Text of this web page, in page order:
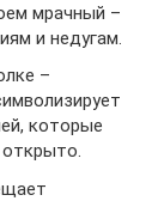
мрачный –
и недугам.
–
которые
открыто.